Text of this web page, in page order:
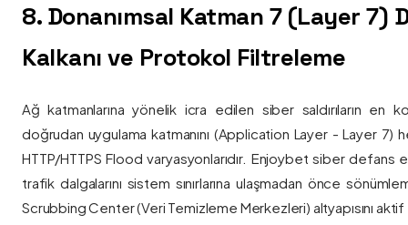
8. Donanımsal Katman 7 (Layer 7)
Kalkanı ve Protokol Filtreleme
Ağ katmanlarına yönelik icra edilen siber saldırıların en
doğrudan uygulama katmanını (Application Layer - Layer 7)
HTTP/HTTPS Flood varyasyonlarıdır. Enjoybet siber
trafik dalgalarını sistem sınırlarına ulaşmadan önce
Scrubbing Center (Veri Temizleme Merkezleri) altyapısını